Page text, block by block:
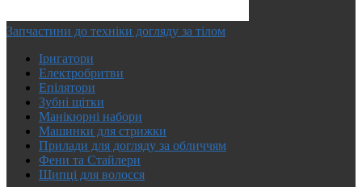
Запчастини до техніки догляду за тілом
Іригатори
Електробритви
Епілятори
Зубні щітки
Манікюрні набори
Машинки для стрижки
Прилади для догляду за обличчям
Фени та Стайлери
Щипці для волосся